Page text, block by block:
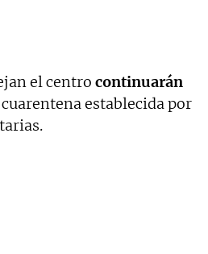
el centro continuarán
establecida por